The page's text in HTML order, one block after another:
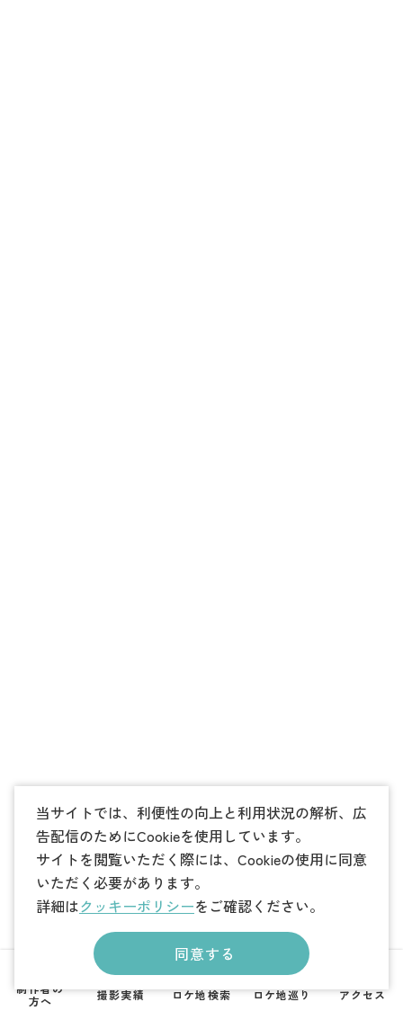
当サイトでは、利便性の向上と利用状況の解析、広
告配信のためにCookieを使用しています。
サイトを閲覧いただく際には、Cookieの使用に同意
いただく必要があります。
詳細はクッキーポリシーをご確認ください。
同意する